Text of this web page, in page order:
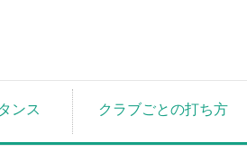
ンス クラブごとの打ち方